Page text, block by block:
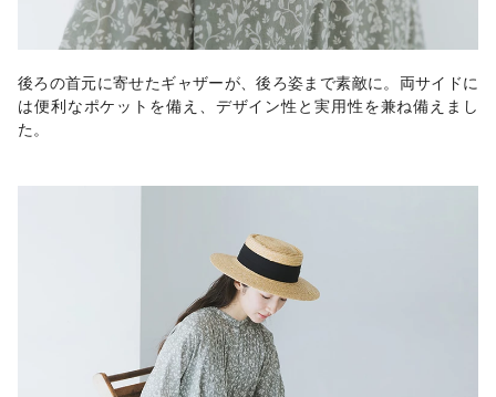
後ろの首元に寄せたギャザーが、後ろ姿まで素敵に。両サイドに
は便利なポケットを備え、デザイン性と実用性を兼ね備えまし
た。